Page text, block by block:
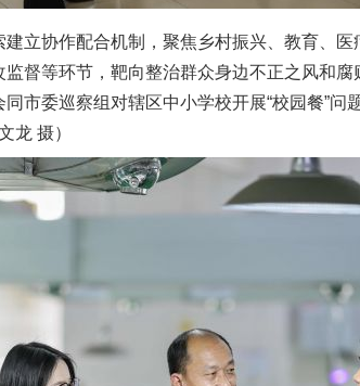
协作配合机制，聚焦乡村振兴、教育、医
督等环节，靶向整治群众身边不正之风和
市委巡察组对辖区中小学校开展“校园餐”
龙 摄）